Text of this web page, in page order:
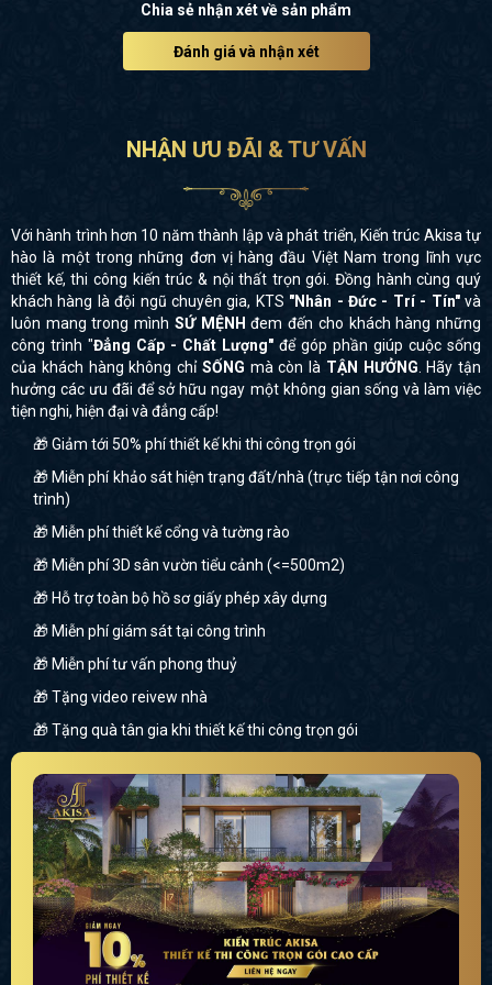
Chia sẻ nhận xét về sản phẩm
Đánh giá và nhận xét
NHẬN ƯU ĐÃI & TƯ VẤN
Với hành trình hơn 10 năm thành lập và phát triển, Kiến trúc Akisa tự
hào là một trong những đơn vị hàng đầu Việt Nam trong lĩnh vực
thiết kế, thi công kiến trúc & nội thất trọn gói. Đồng hành cùng quý
khách hàng là đội ngũ chuyên gia, KTS "Nhân - Đức - Trí - Tín"và
luôn mang trong mình SỨ MỆNH đem đến cho khách hàng những
công trình "Đẳng Cấp - Chất Lượng" để góp phần giúp cuộc sống
của khách hàng không chỉ SỐNG mà còn là TẬN HƯỞNG . Hãy tận
hưởng các ưu đãi để sở hữu ngay một không gian sống và làm việc
tiện nghi, hiện đại và đẳng cấp!
🎁 Giảm tới 50% phí thiết kế khi thi công trọn gói
🎁 Miễn phí khảo sát hiện trạng đất/nhà (trực tiếp tận nơi công
trình)
🎁 Miễn phí thiết kế cổng và tường rào
🎁 Miễn phí 3D sân vườn tiểu cảnh (<=500m2)
🎁 Hỗ trợ toàn bộ hồ sơ giấy phép xây dựng
🎁 Miễn phí giám sát tại công trình
🎁 Miễn phí tư vấn phong thuỷ
🎁 Tặng video reivew nhà
🎁 Tặng quà tân gia khi thiết kế thi công trọn gói